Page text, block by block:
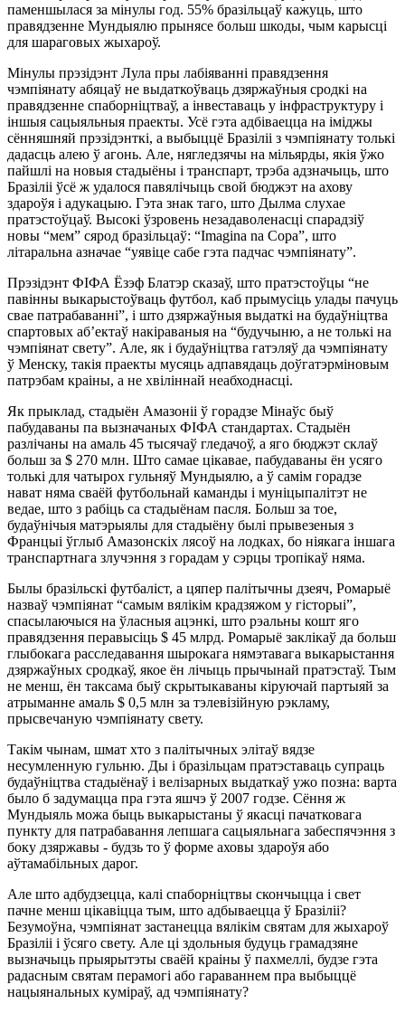
паменшылася за мінулы год. 55% бразільцаў кажуць, што
правядзенне Мундыялю прынясе больш шкоды, чым карысці
для шараговых жыхароў.
Мінулы прэзідэнт Лула пры лабіяванні правядзення
чэмпіянату абяцаў не выдаткоўваць дзяржаўныя сродкі на
правядзенне спаборніцтваў, а інвеставаць у інфраструктуру і
іншыя сацыяльныя праекты. Усё гэта адбіваецца на іміджы
сённяшняй прэзідэнткі, а выбыццё Бразіліі з чэмпіянату толькі
дадасць алею ў агонь. Але, нягледзячы на мільярды, якія ўжо
пайшлі на новыя стадыёны і транспарт, трэба адзначыць, што
Бразіліі ўсё ж удалося павялічыць свой бюджэт на ахову
здароўя і адукацыю. Гэта знак таго, што Дылма слухае
пратэстоўцаў. Высокі ўзровень незадаволенасці спарадзіў
новы “мем” сярод бразільцаў: “Imagina na Copa”, што
літаральна азначае “уявіце сабе гэта падчас чэмпіянату”.
Прэзідэнт ФІФА Ёзэф Блатэр сказаў, што пратэстоўцы “не
павінны выкарыстоўваць футбол, каб прымусіць улады пачуць
свае патрабаванні”, і што дзяржаўныя выдаткі на будаўніцтва
спартовых аб’ектаў накіраваныя на “будучыню, а не толькі на
чэмпіянат свету”. Але, як і будаўніцтва гатэляў да чэмпіянату
ў Менску, такія праекты мусяць адпавядаць доўгатэрміновым
патрэбам краіны, а не хвіліннай неабходнасці.
Як прыклад, стадыён Амазоніі ў горадзе Мінаўс быў
пабудаваны па вызначаных ФІФА стандартах. Стадыён
разлічаны на амаль 45 тысячаў гледачоў, а яго бюджэт склаў
больш за $ 270 млн. Што самае цікавае, пабудаваны ён усяго
толькі для чатырох гульняў Мундыялю, а ў самім горадзе
нават няма сваёй футбольнай каманды і муніцыпалітэт не
ведае, што з рабіць са стадыёнам пасля. Больш за тое,
будаўнічыя матэрыялы для стадыёну былі прывезеныя з
Францыі ўглыб Амазонскіх лясоў на лодках, бо ніякага іншага
транспартнага злучэння з горадам у сэрцы тропікаў няма.
Былы бразільскі футбаліст, а цяпер палітычны дзеяч, Ромарыё
назваў чэмпіянат “самым вялікім крадзяжом у гісторыі”,
спасылаючыся на ўласныя ацэнкі, што рэальны кошт яго
правядзення перавысіць $ 45 млрд. Ромарыё заклікаў да больш
глыбокага расследавання шырокага нямэтавага выкарыстання
дзяржаўных сродкаў, якое ён лічыць прычынай пратэстаў. Тым
не менш, ён таксама быў скрытыкаваны кіруючай партыяй за
атрыманне амаль $ 0,5 млн за тэлевізійную рэкламу,
прысвечаную чэмпіянату свету.
Такім чынам, шмат хто з палітычных элітаў вядзе
несумленную гульню. Ды і бразільцам пратэставаць супраць
будаўніцтва стадыёнаў і велізарных выдаткаў ужо позна: варта
было б задумацца пра гэта яшчэ ў 2007 годзе. Сёння ж
Мундыяль можа быць выкарыстаны ў якасці пачатковага
пункту для патрабавання лепшага сацыяльнага забеспячэння з
боку дзяржавы ‑ будзь то ў форме аховы здароўя або
аўтамабільных дарог.
Але што адбудзецца, калі спаборніцтвы скончыцца і свет
пачне менш цікавіцца тым, што адбываецца ў Бразіліі?
Безумоўна, чэмпіянат застанецца вялікім святам для жыхароў
Бразіліі і ўсяго свету. Але ці здольныя будуць грамадзяне
вызначыць прыярытэты сваёй краіны ў пахмеллі, будзе гэта
радасным святам перамогі або гараваннем пра выбыццё
нацыянальных куміраў, ад чэмпіянату?